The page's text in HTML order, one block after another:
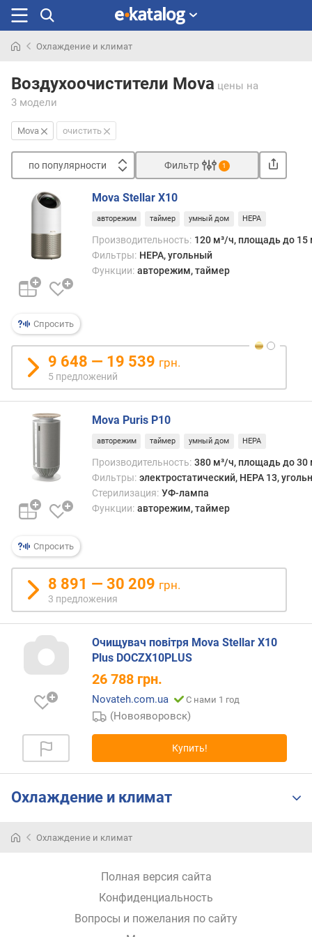
раньше
Охлаждение и климат
Воздухоочистители Mova цены на
3 модели
Mova очистить
по популярности
п
у
л
р
н
с
о
е
ш
е
в
х
к
д
о
р
о
и
м
т
о
о
г
и
х
д
Фильтр 1
Спросить
Mova Stellar X10
авторежим таймер умный дом HEPA
Производительность: 120 м³/ч, площадь до 15
Фильтры: HEPA, угольный
Функции: авторежим, таймер
9 648 — 19 539 грн.
5 предложений
Спросить
Mova Puris P10
авторежим таймер умный дом HEPA
Производительность: 380 м³/ч, площадь до 30
Фильтры: электростатический, HEPA 13,
Стерилизация: УФ-лампа
Функции: авторежим, таймер
8 891 — 30 209 грн.
3 предложения
Очищувач повітря Mova Stellar X10
Plus DOCZX10PLUS
26 788 грн.
Novateh.com.ua С нами 1 год
(Новояворовск)
Купить!
Охлаждение и климат
Охлаждение и климат
Полная версия сайта
Конфиденциальность
Вопросы и пожелания по сайту